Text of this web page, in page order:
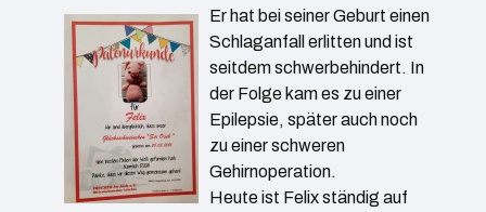
Er hat bei seiner Geburt einen
Schlaganfall erlitten und ist
seitdem schwerbehindert. In
der Folge kam es zu einer
Epilepsie, später auch noch
zu einer schweren
Gehirnoperation.
Heute ist Felix ständig auf